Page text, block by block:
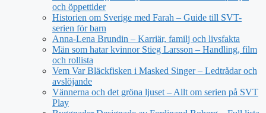
och öppettider
Historien om Sverige med Farah – Guide till SVT-
serien för barn
Anna-Lena Brundin – Karriär, familj och livsfakta
Män som hatar kvinnor Stieg Larsson – Handling, film
och rollista
Vem Var Bläckfisken i Masked Singer – Ledtrådar och
avslöjande
Vännerna och det gröna ljuset – Allt om serien på SVT
Play